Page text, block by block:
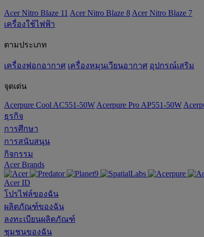
Acer Nitro Blaze 11 Acer Nitro Blaze 8 Acer Nitro Blaze 7
เครื่องใช้ไฟฟ้า
ตามประเภท
เครื่องฟอกอากาศ เครื่องหมุนเวียนอากาศ อุปกรณ์เสริม
จุดเด่น
Acerpure Cool AC551-50W Acerpure Pro AP551-50W
ธุรกิจ
การศึกษา
การสนับสนุน
กิจกรรม
Acer Brands
Acer ID
โปรไฟล์ของฉัน
ผลิตภัณฑ์ของฉัน
ลงทะเบียนผลิตภัณฑ์
ชุมชนของฉัน